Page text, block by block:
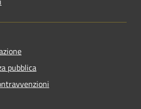
pubblica